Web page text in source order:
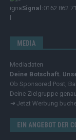
Signal:0162 862
MEDIA
Mediadaten
Deine Botschaft.
Ob Sponsored Post,
Deine Zielgruppe
➔ Jetzt Werbung
EIN ANGEBOT DER